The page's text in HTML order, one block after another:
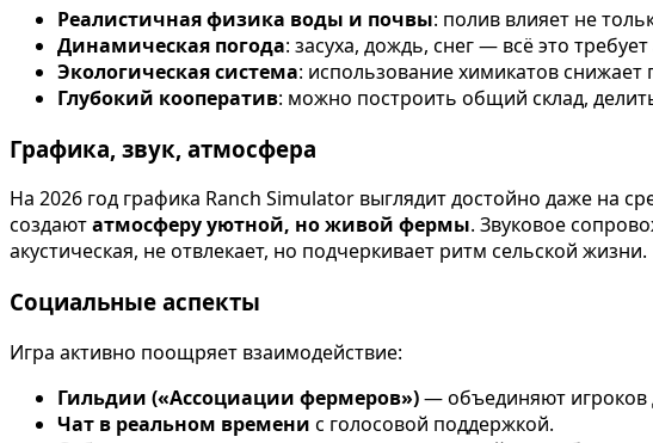
Реалистичная физика воды и почвы: полив влияет не
Динамическая погода: засуха, дождь, снег — всё это
Экологическая система: использование химикатов
Глубокий кооператив: можно построить общий склад,
Графика, звук, атмосфера
На 2026 год графика Ranch Simulator выглядит достойно даже на
создаютатмосферу уютной, но живой фермы. Звуковое
акустическая, не отвлекает, но подчеркивает ритм сельской жизни.
Социальные аспекты
Игра активно поощряет взаимодействие:
Гильдии («Ассоциации фермеров»)— объединяют игроков
Чат в реальном времени с голосовой поддержкой.